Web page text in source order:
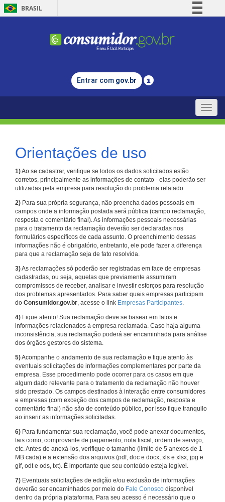
BRASIL
Comunica BR
Legislação
Entrar com gov.br
Toggle
Orientações de uso
1)Ao se cadastrar, verifique se todos os dados solicitados estão
corretos, principalmente as informações de contato - elas poderão ser
utilizadas pela empresa para resolução do problema relatado.
2) Para sua própria segurança, não preencha dados pessoais em
campos onde a informação postada será pública (campo reclamação,
resposta e comentário final). As informações pessoais necessárias
para o tratamento da reclamação deverão ser declaradas nos
formulários específicos de cada assunto. O preenchimento dessas
informações não é obrigatório, entretanto, ele pode fazer a diferença
para que a reclamação seja de fato resolvida.
3)As reclamações só poderão ser registradas em face de empresas
cadastradas, ou seja, aquelas que previamente assumiram
compromissos de receber, analisar e investir esforços para resolução
dos problemas apresentados. Para saber quais empresas participam
do Consumidor.gov.br, acesse o link Empresas Participantes.
4) Fique atento! Sua reclamação deve se basear em fatos e
informações relacionados à empresa reclamada. Caso haja alguma
inconsistência, sua reclamação poderá ser encaminhada para análise
dos órgãos gestores do sistema.
5)Acompanhe o andamento de sua reclamação e fique atento às
eventuais solicitações de informações complementares por parte da
empresa. Esse procedimento pode ocorrer para os casos em que
algum dado relevante para o tratamento da reclamação não houver
sido prestado. Os campos destinados à interação entre consumidores
e empresas (com exceção dos campos de reclamação, resposta e
comentário final) não são de conteúdo público, por isso fique tranquilo
ao inserir as informações solicitadas.
6) Para fundamentar sua reclamação, você pode anexar documentos,
tais como, comprovante de pagamento, nota fiscal, ordem de serviço,
etc. Antes de anexá-los, verifique o tamanho (limite de 5 anexos de 1
MB cada) e a extensão dos arquivos (pdf, doc e docx, xls e xlsx, jpg e
gif, odt e ods, txt). É importante que seu conteúdo esteja legível.
7) Eventuais solicitações de edição e/ou exclusão de informações
deverão ser encaminhados por meio do Fale Conosco disponível
dentro da própria plataforma. Para seu acesso é necessário que o